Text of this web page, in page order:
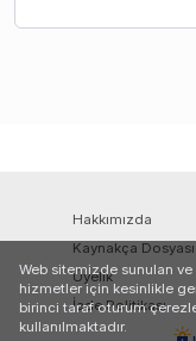
Hakkımızda
Kaynakça Dosyası
Üyelik
İade Politikası
Web sitemizde sunulan
hizmetler için kesinlikle
birinci taraf oturum
kullanılmaktadır.